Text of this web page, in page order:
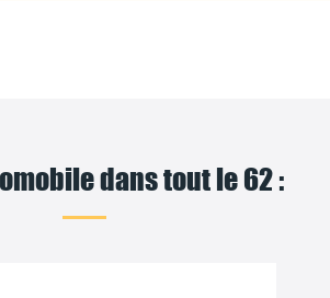
dans tout le 62 :